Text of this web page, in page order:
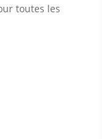
toutes les